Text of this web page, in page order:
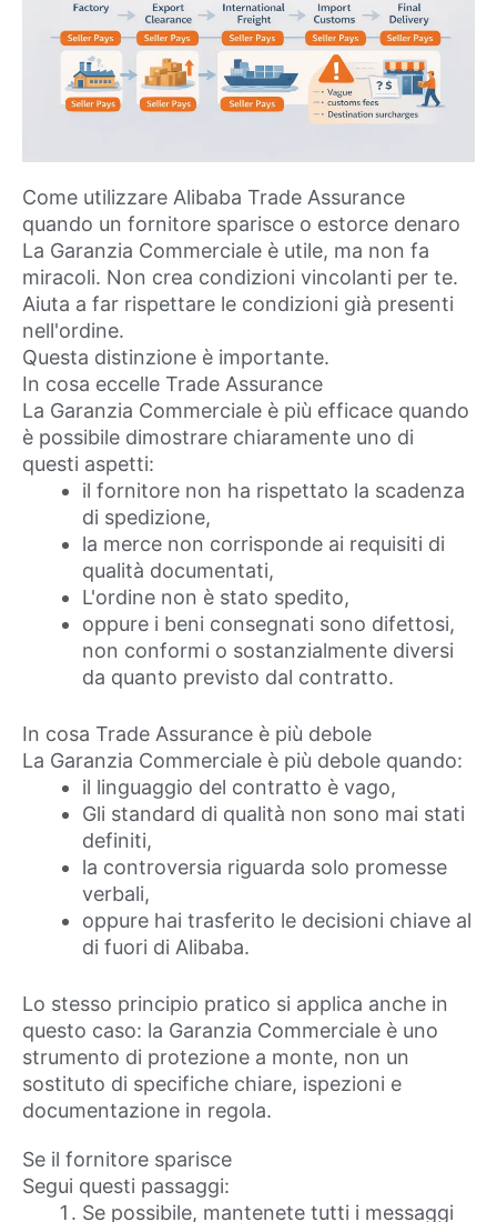
Come utilizzare Alibaba Trade Assurance
quando un fornitore sparisce o estorce denaro
La Garanzia Commerciale è utile, ma non fa
miracoli. Non crea condizioni vincolanti per te.
Aiuta a far rispettare le condizioni già presenti
nell'ordine.
Questa distinzione è importante.
In cosa eccelle Trade Assurance
La Garanzia Commerciale è più efficace quando
è possibile dimostrare chiaramente uno di
questi aspetti:
il fornitore non ha rispettato la scadenza
di spedizione,
la merce non corrisponde ai requisiti di
qualità documentati,
L'ordine non è stato spedito,
oppure i beni consegnati sono difettosi,
non conformi o sostanzialmente diversi
da quanto previsto dal contratto.
In cosa Trade Assurance è più debole
La Garanzia Commerciale è più debole quando:
il linguaggio del contratto è vago,
Gli standard di qualità non sono mai stati
definiti,
la controversia riguarda solo promesse
verbali,
oppure hai trasferito le decisioni chiave al
di fuori di Alibaba.
Lo stesso principio pratico si applica anche in
questo caso: la Garanzia Commerciale è uno
strumento di protezione a monte, non un
sostituto di specifiche chiare, ispezioni e
documentazione in regola.
Se il fornitore sparisce
Segui questi passaggi:
Se possibile, mantenete tutti i messaggi